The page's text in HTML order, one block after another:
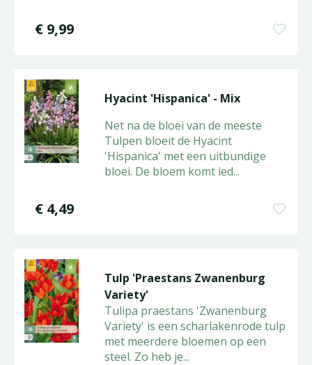
€ 9,99
Hyacint 'Hispanica' - Mix
Net na de bloei van de meeste
Tulpen bloeit de Hyacint
'Hispanica' met een uitbundige
bloei. De bloem komt ied...
€ 4,49
Tulp 'Praestans Zwanenburg
Variety'
Tulipa praestans 'Zwanenburg
Variety' is een scharlakenrode tulp
met meerdere bloemen op een
steel. Zo heb je...